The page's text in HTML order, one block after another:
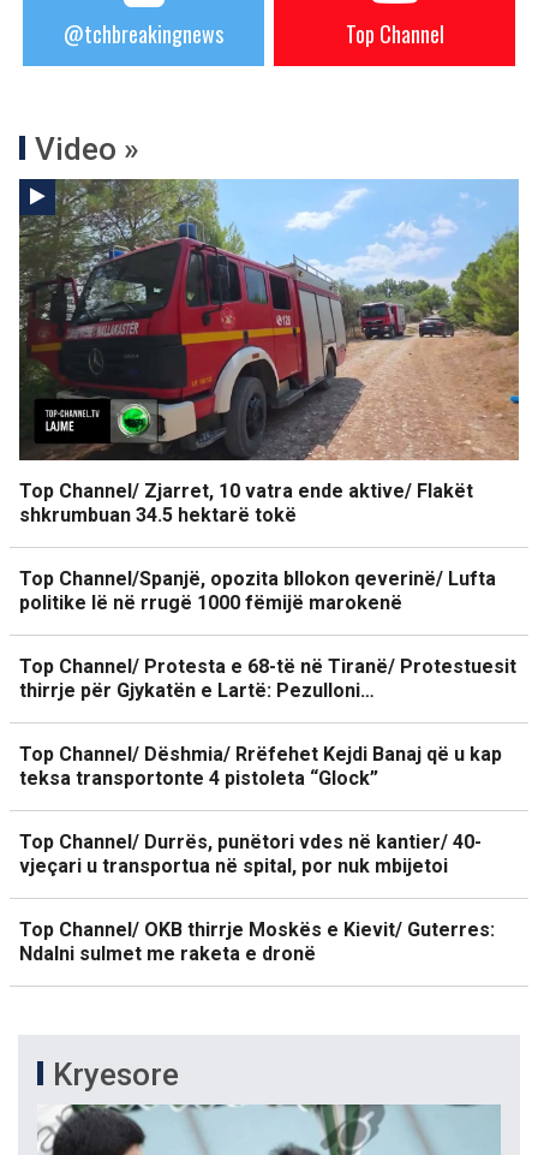
@tchbreakingnews Top Channel
Video »
Top Channel/ Zjarret, 10 vatra ende aktive/ Flakët
shkrumbuan 34.5 hektarë tokë
Top Channel/Spanjë, opozita bllokon qeverinë/ Lufta
politike lë në rrugë 1000 fëmijë marokenë
Top Channel/ Protesta e 68-të në Tiranë/ Protestuesit
thirrje për Gjykatën e Lartë: Pezulloni…
Top Channel/ Dëshmia/ Rrëfehet Kejdi Banaj që u kap
teksa transportonte 4 pistoleta “Glock”
Top Channel/ Durrës, punëtori vdes në kantier/ 40-
vjeçari u transportua në spital, por nuk mbijetoi
Top Channel/ OKB thirrje Moskës e Kievit/ Guterres:
Ndalni sulmet me raketa e dronë
Kryesore